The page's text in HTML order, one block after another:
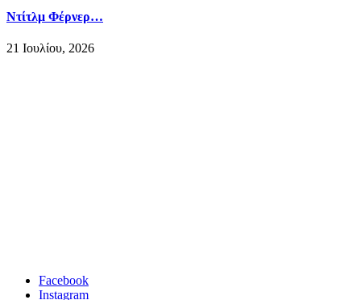
Ντίτλμ Φέρνερ…
21 Ιουλίου, 2026
Facebook
Instagram